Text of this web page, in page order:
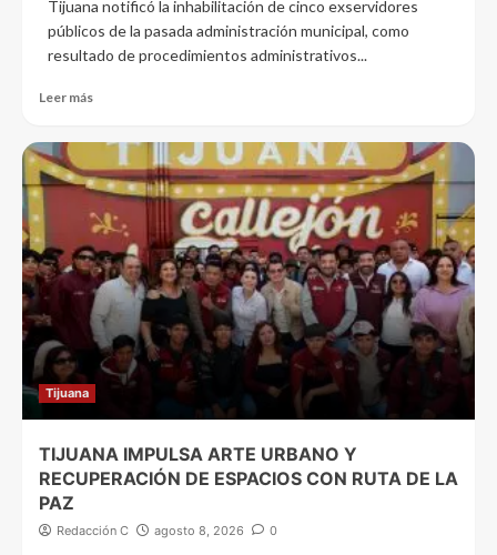
Tijuana notificó la inhabilitación de cinco exservidores
públicos de la pasada administración municipal, como
resultado de procedimientos administrativos...
Leer más
Tijuana
TIJUANA IMPULSA ARTE URBANO Y
RECUPERACIÓN DE ESPACIOS CON RUTA DE LA
PAZ
Redacción C agosto 8, 2026 0